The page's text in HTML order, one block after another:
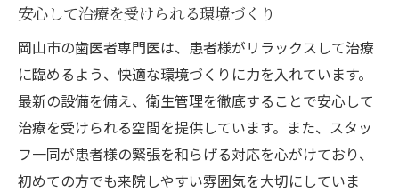
安心して治療を受けられる環境づくり
岡山市の歯医者専門医は、患者様がリラックスして治療
に臨めるよう、快適な環境づくりに力を入れています。
最新の設備を備え、衛生管理を徹底することで安心して
治療を受けられる空間を提供しています。また、スタッ
フ一同が患者様の緊張を和らげる対応を心がけており、
初めての方でも来院しやすい雰囲気を大切にしていま